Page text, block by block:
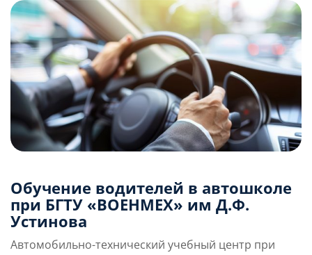
Обучение водителей в автошколе
при БГТУ «ВОЕНМЕХ» им Д.Ф.
Устинова
Автомобильно-технический учебный центр при